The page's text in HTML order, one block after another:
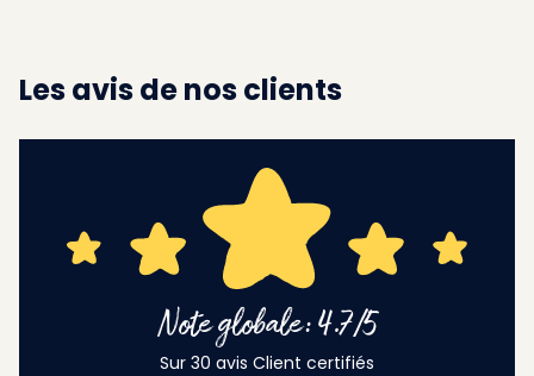
Les avis de nos clients
Note globale: 4.7/5
Sur 30 avis Client certifiés